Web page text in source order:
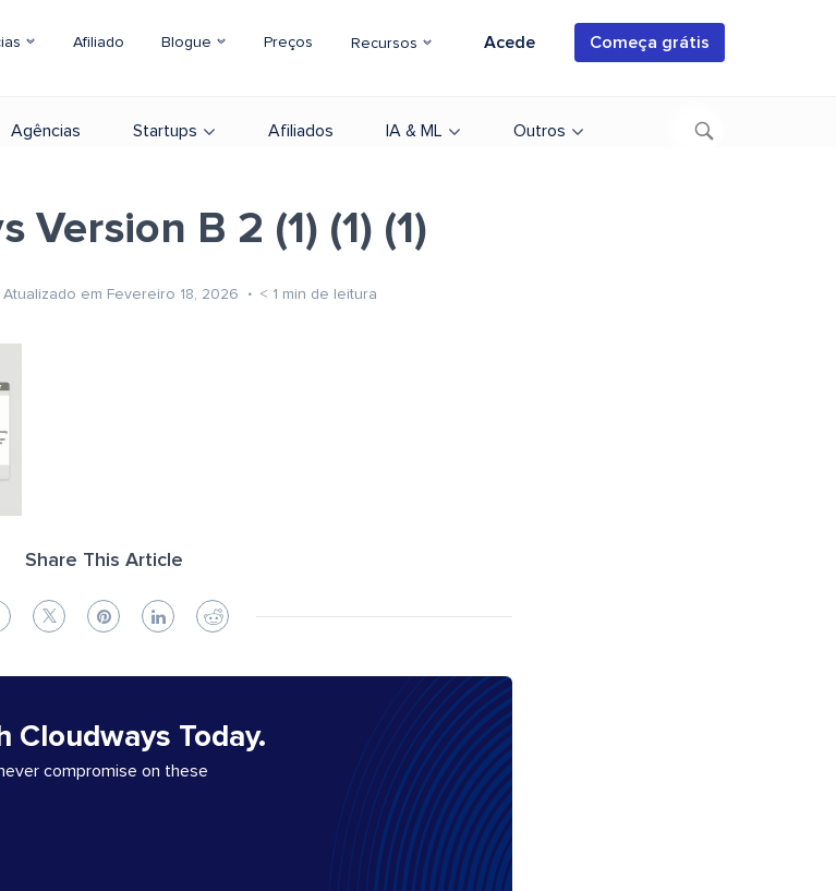
Afiliado Blogue Preços Recursos Acede Começa grátis
Agências Startups Afiliados IA & ML Outros
Version B 2 (1) (1) (1)
Atualizado em Fevereiro 18, 2026 < 1 min de leitura
Share This Article
Today.
compromise on these